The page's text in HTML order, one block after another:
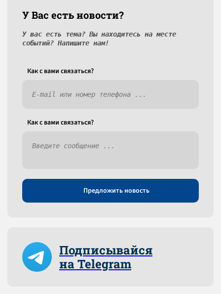
У Вас есть новости?
У вас есть тема? Вы находитесь на месте
событий? Напишите нам!
Как c вами связаться?
Как c вами связаться?
Предложить новость
Подписывайся
на Telegram